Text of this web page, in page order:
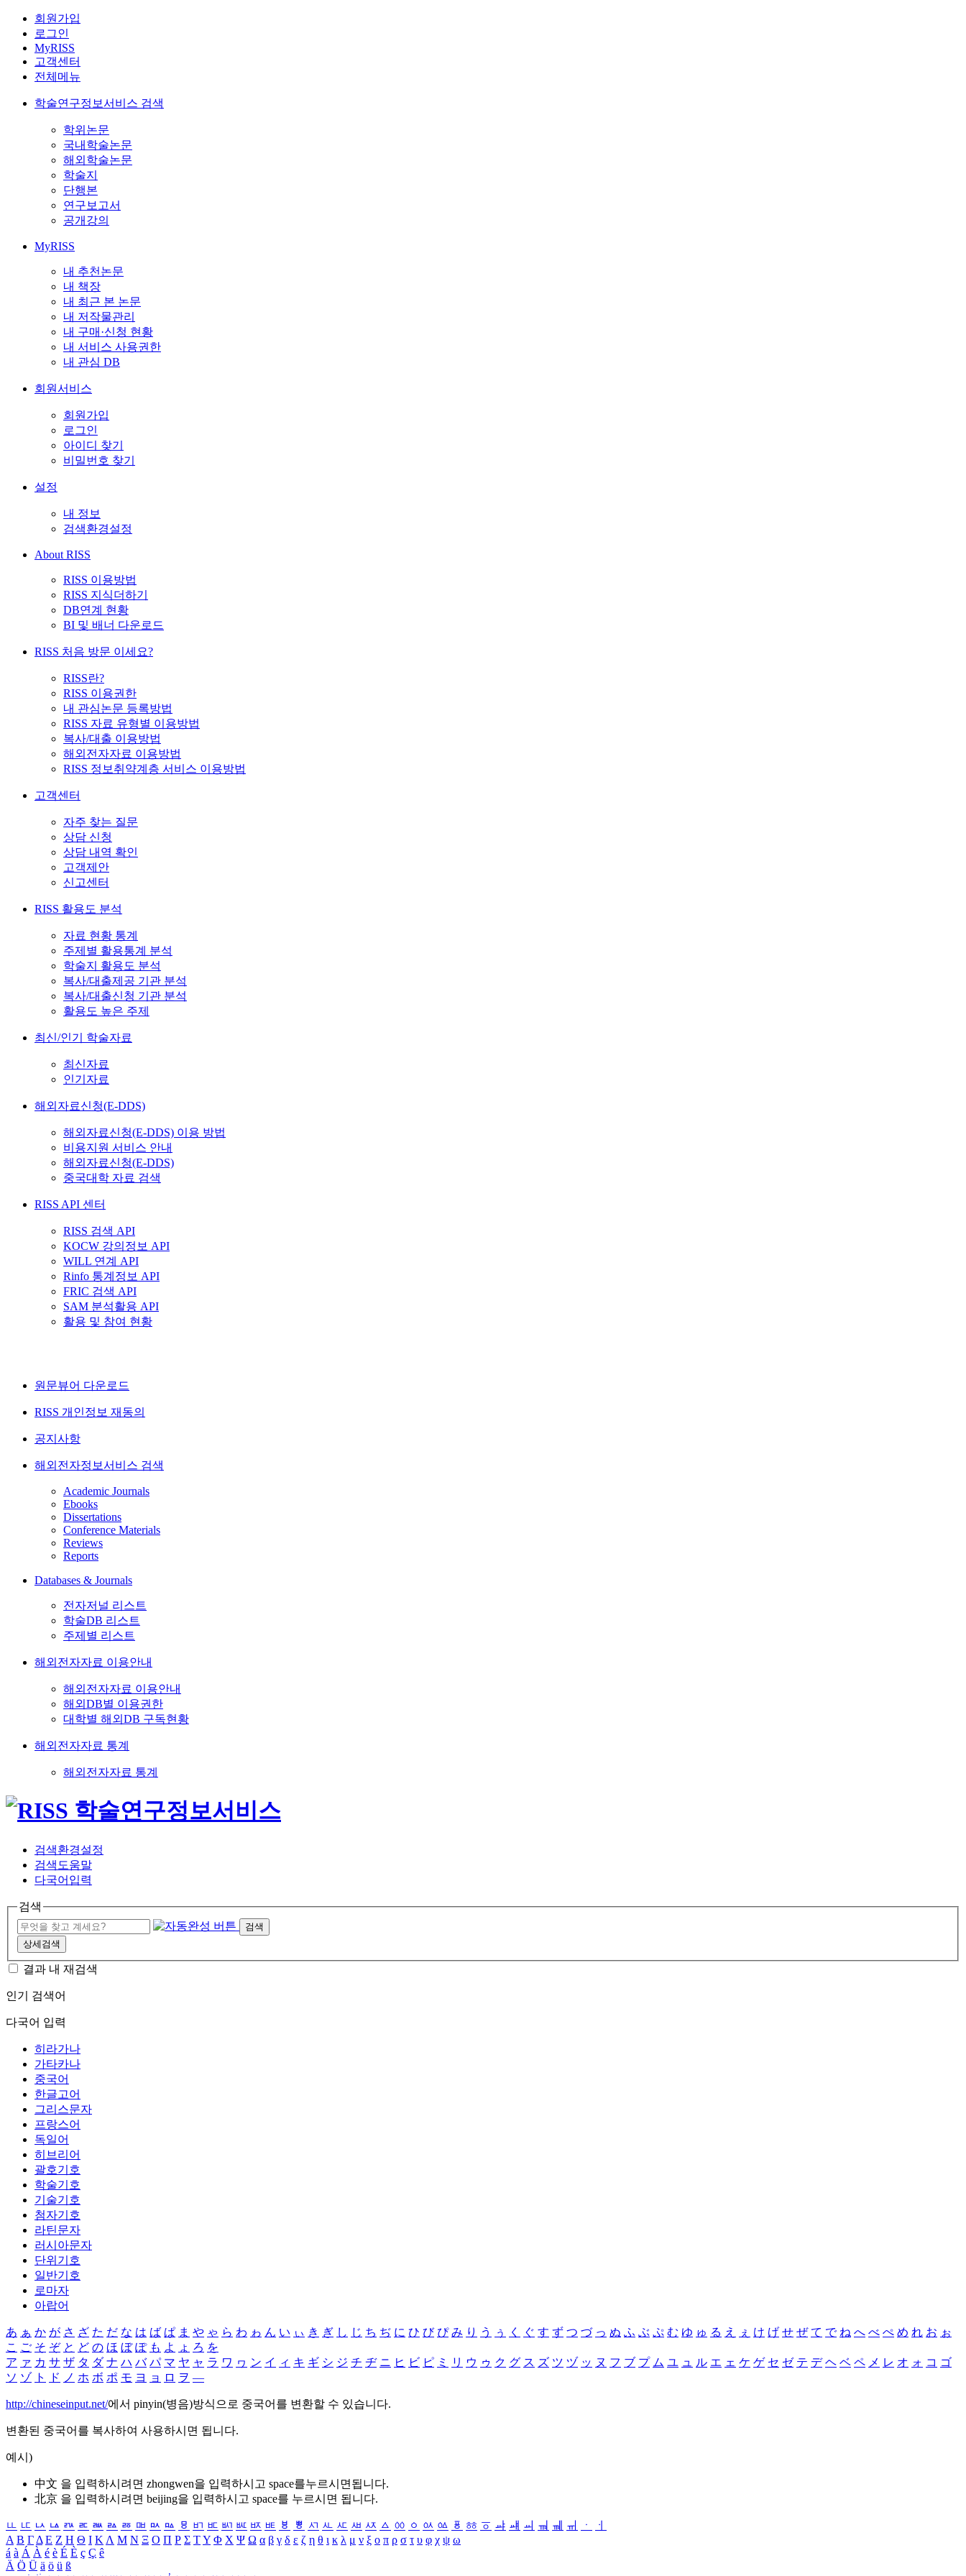
회원가입
로그인
MyRISS
고객센터
전체메뉴
학술연구정보서비스 검색
학위논문
국내학술논문
해외학술논문
학술지
단행본
연구보고서
공개강의
MyRISS
내 추천논문
내 책장
내 최근 본 논문
내 저작물관리
내 구매·신청 현황
내 서비스 사용권한
내 관심 DB
회원서비스
회원가입
로그인
아이디 찾기
비밀번호 찾기
설정
내 정보
검색환경설정
About RISS
RISS 이용방법
RISS 지식더하기
DB연계 현황
BI 및 배너 다운로드
RISS 처음 방문 이세요?
RISS란?
RISS 이용권한
내 관심논문 등록방법
RISS 자료 유형별 이용방법
복사/대출 이용방법
해외전자자료 이용방법
RISS 정보취약계층 서비스 이용방법
고객센터
자주 찾는 질문
상담 신청
상담 내역 확인
고객제안
신고센터
RISS 활용도 분석
자료 현황 통계
주제별 활용통계 분석
학술지 활용도 분석
복사/대출제공 기관 분석
복사/대출신청 기관 분석
활용도 높은 주제
최신/인기 학술자료
최신자료
인기자료
해외자료신청(E-DDS)
해외자료신청(E-DDS) 이용 방법
비용지원 서비스 안내
해외자료신청(E-DDS)
중국대학 자료 검색
RISS API 센터
RISS 검색 API
KOCW 강의정보 API
WILL 연계 API
Rinfo 통계정보 API
FRIC 검색 API
SAM 분석활용 API
활용 및 참여 현황
원문뷰어 다운로드
RISS 개인정보 재동의
공지사항
해외전자정보서비스 검색
Academic Journals
Ebooks
Dissertations
Conference Materials
Reviews
Reports
Databases & Journals
전자저널 리스트
학술DB 리스트
주제별 리스트
해외전자자료 이용안내
해외전자자료 이용안내
해외DB별 이용권한
대학별 해외DB 구독현황
해외전자자료 통계
해외전자자료 통계
검색환경설정
검색도움말
다국어입력
검색
검색
상세검색
결과 내 재검색
인기 검색어
다국어 입력
히라가나
가타카나
중국어
한글고어
그리스문자
프랑스어
독일어
히브리어
괄호기호
학술기호
기술기호
첨자기호
라틴문자
러시아문자
단위기호
일반기호
로마자
아랍어
あ ぁ か が さ ざ た だ な は ば ぱ ま や ゃ ら わ ゎ ん い ぃ き ぎ し じ ち ぢ に ひ び ぴ み り う ぅ く ぐ す ず つ づ っ ぬ ふ ぶ ぷ む ゆ ゅ る え ぇ け げ せ ぜ て で ね へ べ ぺ め れ お ぉ
こ ご そ ぞ と ど の ほ ぼ ぽ も よ ょ ろ を
ア ァ カ サ ザ タ ダ ナ ハ バ パ マ ヤ ャ ラ ワ ヮ ン イ ィ キ ギ シ ジ チ ヂ ニ ヒ ビ ピ ミ リ ウ ゥ ク グ ス ズ ツ ヅ ッ ヌ フ ブ プ ム ユ ュ ル エ ェ ケ ゲ セ ゼ テ デ ヘ ベ ペ メ レ オ ォ コ ゴ
ソ ゾ ト ド ノ ホ ボ ポ モ ヨ ョ ロ ヲ ―
http://chineseinput.net/에서 pinyin(병음)방식으로 중국어를 변환할 수 있습니다.
변환된 중국어를 복사하여 사용하시면 됩니다.
예시)
中文 을 입력하시려면 zhongwen을 입력하시고 space를누르시면됩니다.
北京 을 입력하시려면 beijing을 입력하시고 space를 누르시면 됩니다.
ㅥ ㅦ ㅧ ㅨ ㅩ ㅪ ㅫ ㅬ ㅭ ㅮ ㅯ ㅰ ㅱ ㅲ ㅳ ㅴ ㅵ ㅶ ㅷ ㅸ ㅹ ㅺ ㅻ ㅼ ㅽ ㅾ ㅿ ㆀ ㆁ ㆂ ㆃ ㆄ ㆅ ㆆ ㆇ ㆈ ㆉ ㆊ ㆋ ㆌ ㆍ
ㆎ
Α Β ΓΔ Ε Ζ Η Θ Ι ΚΛ Μ Ν Ξ Ο Π Ρ Σ ΤΥ Φ Χ Ψ Ω α β γ δ ε ζ η θ ι κ λ μ ν ξ ο π ρ σ τ υ φ χ ψ ω
á à Á À é è É È ç Ç ê
Ä Ö Ü ä ö ü ß